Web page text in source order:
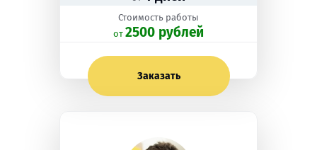
Стоимость работы
oт 2500 рублей
Заказать